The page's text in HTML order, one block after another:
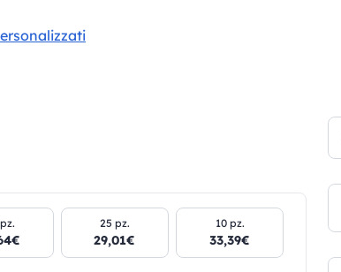
25 pz.
29,01€
10 pz.
33,39€